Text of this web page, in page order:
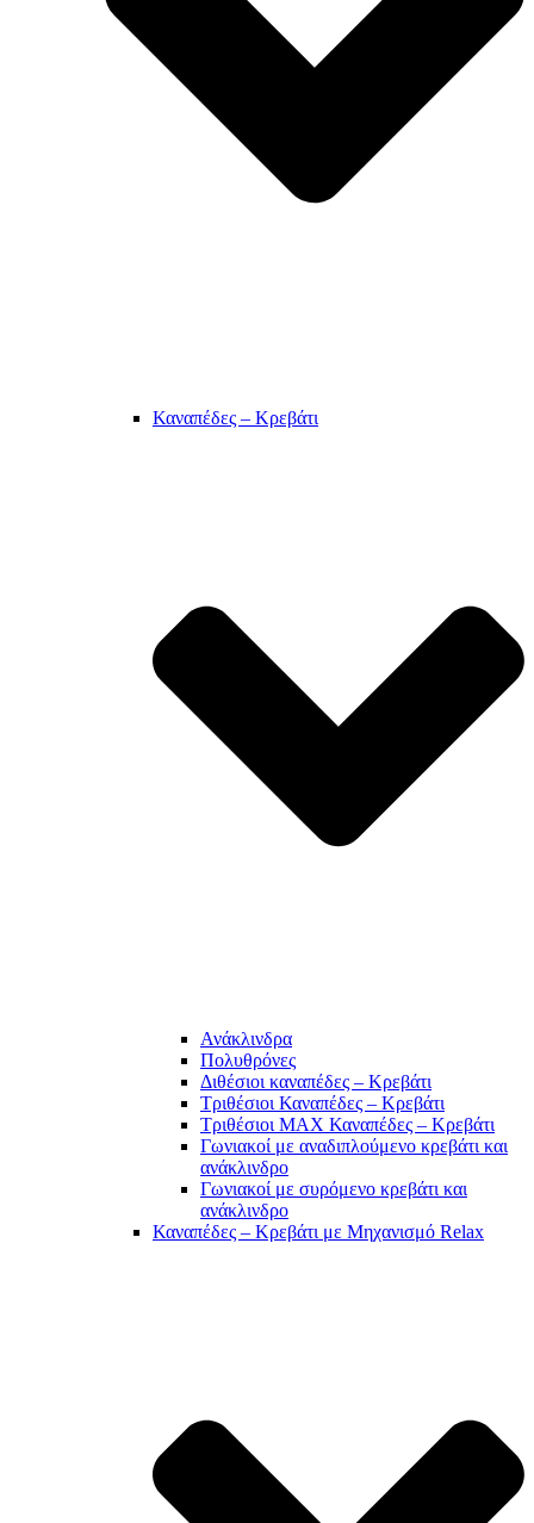
Καναπέδες – Κρεβάτι
Ανάκλινδρα
Πολυθρόνες
Διθέσιοι καναπέδες – Κρεβάτι
Τριθέσιοι Καναπέδες – Κρεβάτι
Τριθέσιοι MAX Καναπέδες – Κρεβάτι
Γωνιακοί με αναδιπλούμενο κρεβάτι και
ανάκλινδρο
Γωνιακοί με συρόμενο κρεβάτι και
ανάκλινδρο
Καναπέδες – Κρεβάτι με Μηχανισμό Relax